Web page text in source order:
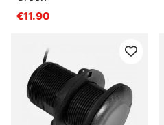
€11.90